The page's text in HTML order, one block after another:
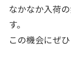
なかなか入荷
す。
この機会にぜひ